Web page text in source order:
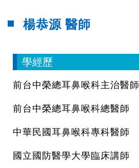
楊恭源 醫師
學經歷
前台中榮總耳鼻喉科主治醫師
前台中榮總耳鼻喉科總醫師
中華民國耳鼻喉科專科醫師
國立國防醫學大學臨床講師